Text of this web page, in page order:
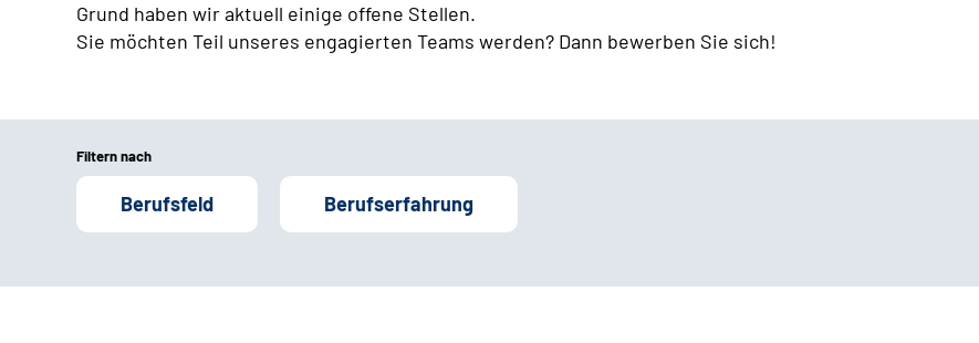
Grund haben wir aktuell einige offene Stellen.
Sie möchten Teil unseres engagierten Teams werden? Dann bewerben Sie sich!
Filtern nach
Berufsfeld Berufserfahrung